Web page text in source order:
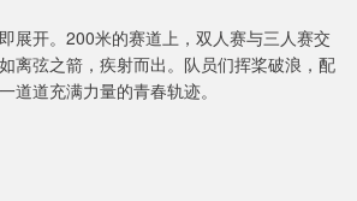
展开。200米的赛道上，双人赛与三人赛交
离弦之箭，疾射而出。队员们挥桨破浪，配
道道充满力量的青春轨迹。